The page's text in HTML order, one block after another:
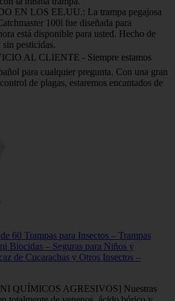
EN LOS EE.UU.: La trampa pegajosa
100i fue diseñada para
está disponible para usted. Hecho de
pesticidas.
AL CLIENTE - Siempre estamos
para cualquier pregunta. Con una gran
de plagas, estaremos encantados de
60 Trampas para Insectos – Trampas
Biocidas – Seguras para Niños y
de Cucarachas y Otros Insectos –
QUÍMICOS AGRESIVOS] Nuestras